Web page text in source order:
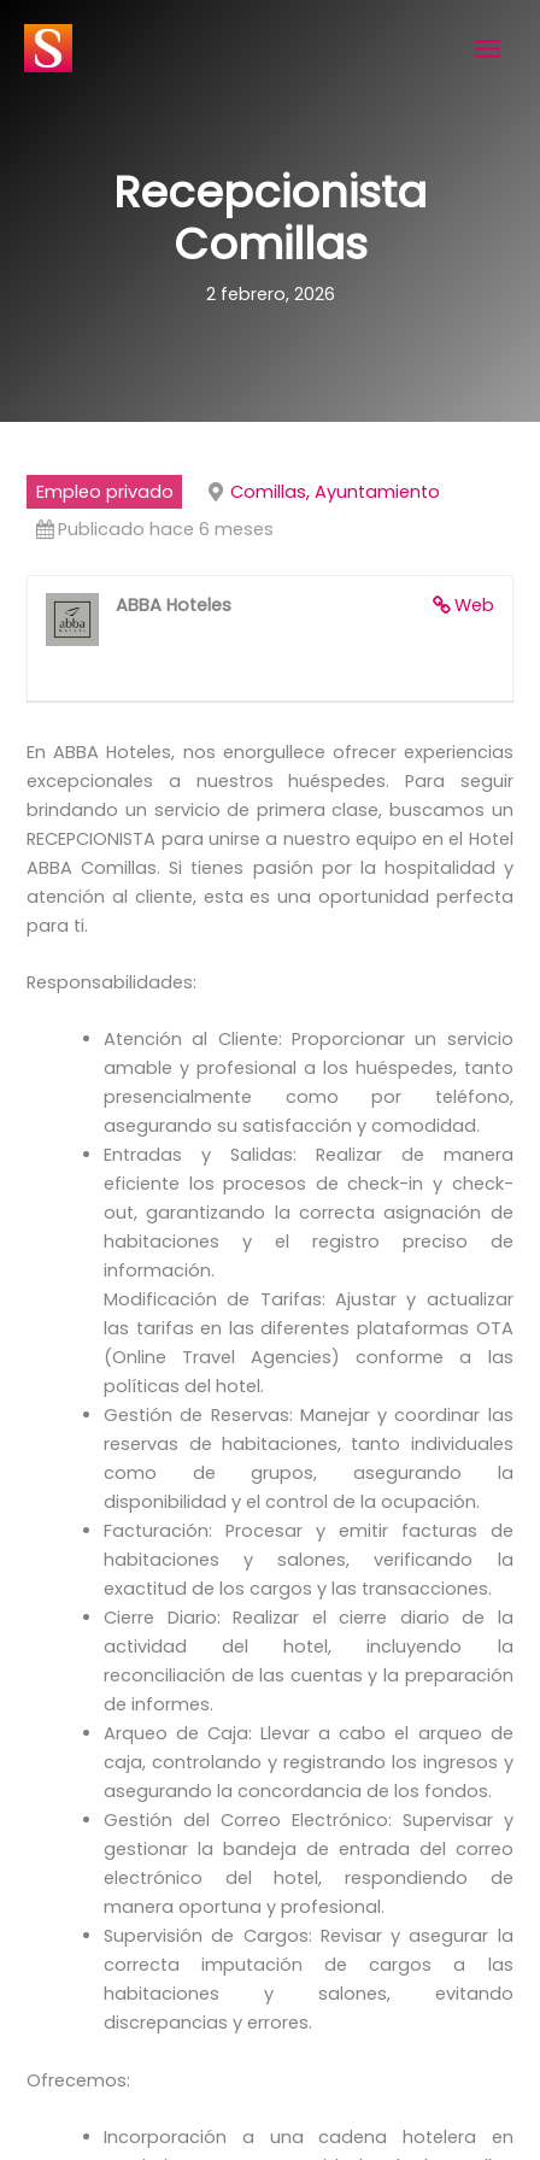
contenido
Recepcionista
Comillas
2 febrero, 2026
Empleo privado
Comillas, Ayuntamiento
Publicado hace 6 meses
Web
ABBA Hoteles
En ABBA Hoteles, nos enorgullece ofrecer experiencias
excepcionales a nuestros huéspedes. Para seguir
brindando un servicio de primera clase, buscamos un
RECEPCIONISTA para unirse a nuestro equipo en el Hotel
ABBA Comillas. Si tienes pasión por la hospitalidad y
atención al cliente, esta es una oportunidad perfecta
para ti.
Responsabilidades:
Atención al Cliente: Proporcionar un servicio
amable y profesional a los huéspedes, tanto
presencialmente como por teléfono,
asegurando su satisfacción y comodidad.
Entradas y Salidas: Realizar de manera
eficiente los procesos de check-in y check-
out, garantizando la correcta asignación de
habitaciones y el registro preciso de
información.
Modificación de Tarifas: Ajustar y actualizar
las tarifas en las diferentes plataformas OTA
(Online Travel Agencies) conforme a las
políticas del hotel.
Gestión de Reservas: Manejar y coordinar las
reservas de habitaciones, tanto individuales
como de grupos, asegurando la
disponibilidad y el control de la ocupación.
Facturación: Procesar y emitir facturas de
habitaciones y salones, verificando la
exactitud de los cargos y las transacciones.
Cierre Diario: Realizar el cierre diario de la
actividad del hotel, incluyendo la
reconciliación de las cuentas y la preparación
de informes.
Arqueo de Caja: Llevar a cabo el arqueo de
caja, controlando y registrando los ingresos y
asegurando la concordancia de los fondos.
Gestión del Correo Electrónico: Supervisar y
gestionar la bandeja de entrada del correo
electrónico del hotel, respondiendo de
manera oportuna y profesional.
Supervisión de Cargos: Revisar y asegurar la
correcta imputación de cargos a las
habitaciones y salones, evitando
discrepancias y errores.
Ofrecemos:
Incorporación a una cadena hotelera en